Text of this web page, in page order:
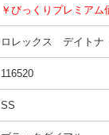
￥びっくりプレミアム
ロレックス デイトナ
116520
SS